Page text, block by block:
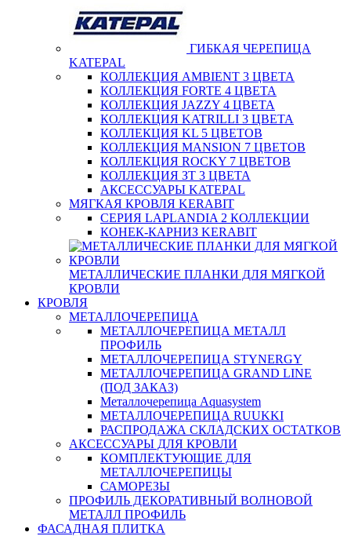
ГИБКАЯ ЧЕРЕПИЦА
KATEPAL
КОЛЛЕКЦИЯ AMBIENT 3 ЦВЕТА
КОЛЛЕКЦИЯ FORTE 4 ЦВЕТА
КОЛЛЕКЦИЯ JAZZY 4 ЦВЕТА
КОЛЛЕКЦИЯ KATRILLI 3 ЦВЕТА
КОЛЛЕКЦИЯ KL 5 ЦВЕТОВ
КОЛЛЕКЦИЯ MANSION 7 ЦВЕТОВ
КОЛЛЕКЦИЯ ROCKY 7 ЦВЕТОВ
КОЛЛЕКЦИЯ ЗТ 3 ЦВЕТА
АКСЕССУАРЫ KATEPAL
МЯГКАЯ КРОВЛЯ KERABIT
СЕРИЯ LAPLANDIA 2 КОЛЛЕКЦИИ
КОНЕК-КАРНИЗ KERABIT
МЕТАЛЛИЧЕСКИЕ ПЛАНКИ ДЛЯ МЯГКОЙ
КРОВЛИ
КРОВЛЯ
МЕТАЛЛОЧЕРЕПИЦА
МЕТАЛЛОЧЕРЕПИЦА МЕТАЛЛ
ПРОФИЛЬ
МЕТАЛЛОЧЕРЕПИЦА STYNERGY
МЕТАЛЛОЧЕРЕПИЦА GRAND LINE
(ПОД ЗАКАЗ)
Металлочерепица Aquasystem
МЕТАЛЛОЧЕРЕПИЦА RUUKKI
РАСПРОДАЖА СКЛАДСКИХ ОСТАТКОВ
АКСЕССУАРЫ ДЛЯ КРОВЛИ
КОМПЛЕКТУЮЩИЕ ДЛЯ
МЕТАЛЛОЧЕРЕПИЦЫ
САМОРЕЗЫ
ПРОФИЛЬ ДЕКОРАТИВНЫЙ ВОЛНОВОЙ
МЕТАЛЛ ПРОФИЛЬ
ФАСАДНАЯ ПЛИТКА